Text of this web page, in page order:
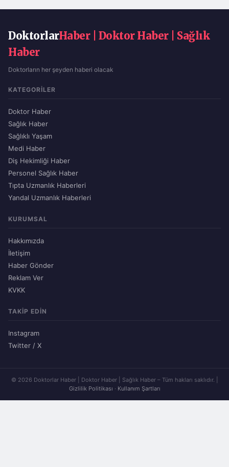
DoktorlarHaber | Doktor Haber | Sağlık
Haber
Doktorların her şeyden haberi olacak
KATEGORILER
Doktor Haber
Sağlık Haber
Sağlıklı Yaşam
Medi Haber
Diş Hekimliği Haber
Personel Sağlık Haber
Tıpta Uzmanlık Haberleri
Yandal Uzmanlık Haberleri
KURUMSAL
Hakkımızda
İletişim
Haber Gönder
Reklam Ver
KVKK
TAKIP EDIN
Instagram
Twitter / X
© 2026 Doktorlar Haber | Doktor Haber | Sağlık Haber – Tüm hakları saklıdır. |
Gizlilik Politikası · Kullanım Şartları